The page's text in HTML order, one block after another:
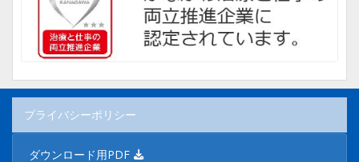
プライバシーポリシー
ダウンロード用PDF